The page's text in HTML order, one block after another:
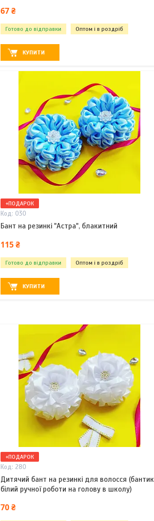
67 ₴
Готово до відправки Оптом і в роздріб
КУПИТИ
+ПОДАРОК
030
Бант на резинкі "Астра", блакитний
115 ₴
Готово до відправки Оптом і в роздріб
КУПИТИ
+ПОДАРОК
280
Дитячий бант на резинкі для волосся (бантик
білий ручної роботи на голову в школу)
70 ₴